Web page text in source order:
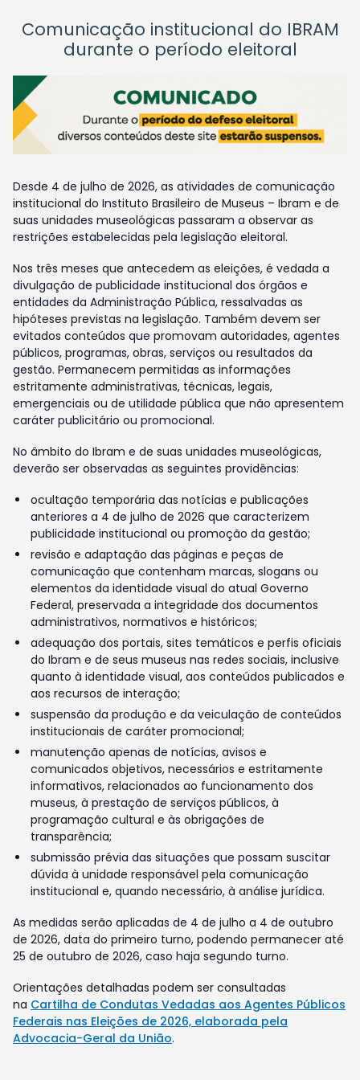
Comunicação institucional do IBRAM
durante o período eleitoral
Desde 4 de julho de 2026, as atividades de comunicação
institucional do Instituto Brasileiro de Museus – Ibram e de
suas unidades museológicas passaram a observar as
restrições estabelecidas pela legislação eleitoral.
Nos três meses que antecedem as eleições, é vedada a
divulgação de publicidade institucional dos órgãos e
entidades da Administração Pública, ressalvadas as
hipóteses previstas na legislação. Também devem ser
evitados conteúdos que promovam autoridades, agentes
públicos, programas, obras, serviços ou resultados da
gestão. Permanecem permitidas as informações
estritamente administrativas, técnicas, legais,
emergenciais ou de utilidade pública que não apresentem
caráter publicitário ou promocional.
No âmbito do Ibram e de suas unidades museológicas,
deverão ser observadas as seguintes providências:
ocultação temporária das notícias e publicações
anteriores a 4 de julho de 2026 que caracterizem
publicidade institucional ou promoção da gestão;
revisão e adaptação das páginas e peças de
comunicação que contenham marcas, slogans ou
elementos da identidade visual do atual Governo
Federal, preservada a integridade dos documentos
administrativos, normativos e históricos;
adequação dos portais, sites temáticos e perfis oficiais
do Ibram e de seus museus nas redes sociais, inclusive
quanto à identidade visual, aos conteúdos publicados e
aos recursos de interação;
suspensão da produção e da veiculação de conteúdos
institucionais de caráter promocional;
manutenção apenas de notícias, avisos e
comunicados objetivos, necessários e estritamente
informativos, relacionados ao funcionamento dos
museus, à prestação de serviços públicos, à
programação cultural e às obrigações de
transparência;
submissão prévia das situações que possam suscitar
dúvida à unidade responsável pela comunicação
institucional e, quando necessário, à análise jurídica.
As medidas serão aplicadas de 4 de julho a 4 de outubro
de 2026, data do primeiro turno, podendo permanecer até
25 de outubro de 2026, caso haja segundo turno.
Orientações detalhadas podem ser consultadas
na Cartilha de Condutas Vedadas aos Agentes Públicos
Federais nas Eleições de 2026, elaborada pela
Advocacia-Geral da União.